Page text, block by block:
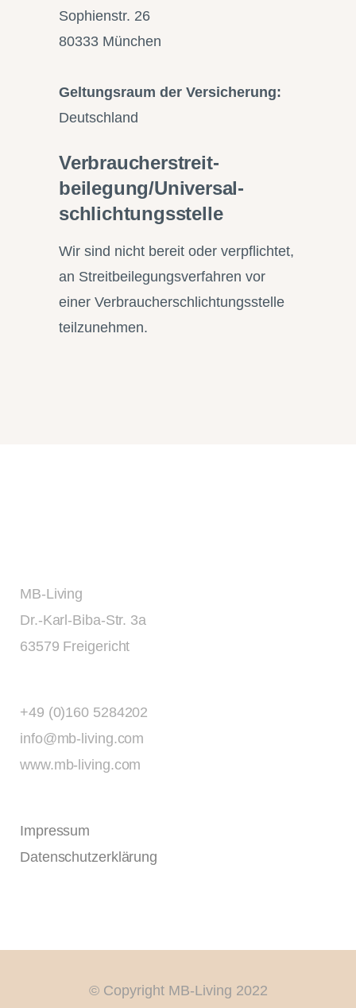
Sophienstr. 26
80333 München
Geltungsraum der Versicherung:
Deutschland
Verbraucher­streit­
beilegung/Universal­
schlichtungs­stelle
Wir sind nicht bereit oder verpflichtet,
an Streitbeilegungsverfahren vor
einer Verbraucherschlichtungsstelle
teilzunehmen.
MB-Living
Dr.-Karl-Biba-Str. 3a
63579 Freigericht
+49 (0)160 5284202
info@mb-living.com
www.mb-living.com
Impressum
Datenschutzerklärung
© Copyright MB-Living 2022